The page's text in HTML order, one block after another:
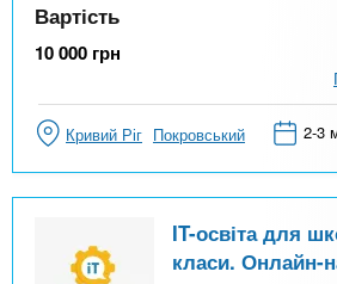
Вартість
10 000 грн
Кривий Ріг Покровський 2-3
IT-освіта для
класи. Онлайн-